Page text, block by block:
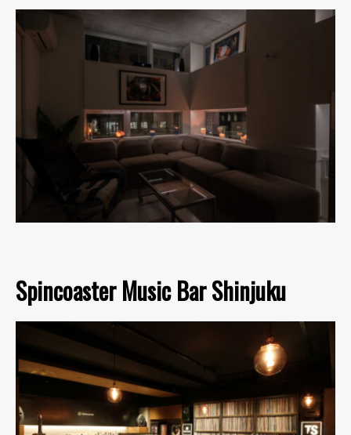
Spincoaster Music Bar Shinjuku